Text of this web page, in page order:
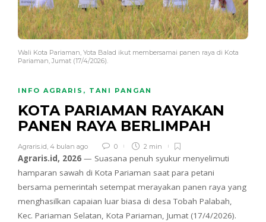
Wali Kota Pariaman, Yota Balad ikut membersamai panen raya di Kota
Pariaman, Jumat (17/4/2026).
INFO AGRARIS , TANI PANGAN
KOTA PARIAMAN RAYAKAN
PANEN RAYA BERLIMPAH
Agraris.id, 4 bulan ago 0 2 min
Agraris.id, 2026 — Suasana penuh syukur menyelimuti
hamparan sawah di Kota Pariaman saat para petani
bersama pemerintah setempat merayakan panen raya yang
menghasilkan capaian luar biasa di desa Tobah Palabah,
Kec. Pariaman Selatan, Kota Pariaman, Jumat (17/4/2026).